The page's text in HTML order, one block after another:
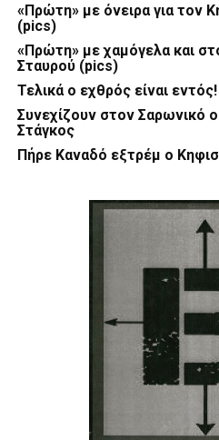
«Πρώτη» με όνειρα για τον
(pics)
«Πρώτη» με χαμόγελα και
Σταυρού (pics)
Τελικά ο εχθρός είναι εντός!
Συνεχίζουν στον Σαρωνικό
Στάγκος
Πήρε Καναδό εξτρέμ ο